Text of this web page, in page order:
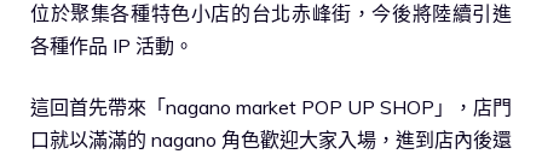
位於聚集各種特色小店的台北赤峰街，今後將陸續引進
各種作品 IP 活動。
這回首先帶來「nagano market POP UP SHOP」，店門
口就以滿滿的 nagano 角色歡迎大家入場，進到店內後還